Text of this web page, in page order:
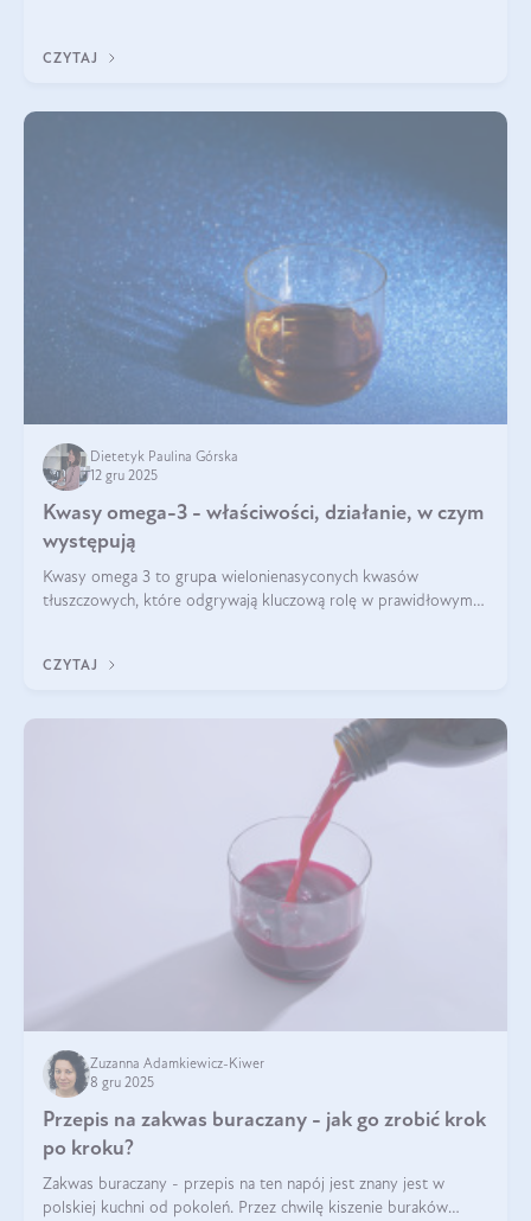
CZYTAJ
Dietetyk Paulina Górska
12 gru 2025
Kwasy omega-3 - właściwości, działanie, w czym
występują
Kwasy omega 3 to grupа wielonienasyconych kwasów
tłuszczowych, które odgrywają kluczową rolę w prawidłowym
CZYTAJ
Zuzanna Adamkiewicz-Kiwer
8 gru 2025
Przepis na zakwas buraczany - jak go zrobić krok
po kroku?
Zakwas buraczany - przepis na ten napój jest znany jest w
polskiej kuchni od pokoleń. Przez chwilę kiszenie buraków